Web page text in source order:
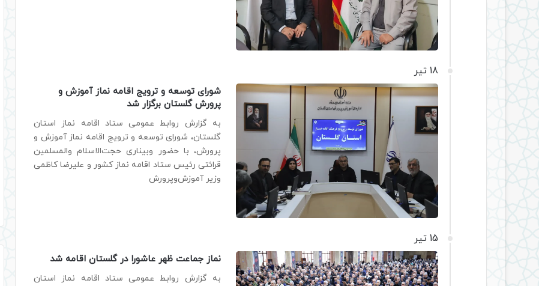
18 تیر
شورای توسعه و ترویج اقامه نماز آموزش و
پرورش گلستان برگزار شد
به گزارش روابط عمومی ستاد اقامه نماز استان
گلستان، شورای توسعه و ترویج اقامه نماز آموزش و
پرورش، با حضور وبیناری حجت‌الاسلام والمسلمین
قرائتی رئیس ستاد اقامه نماز کشور و علیرضا کاظمی
وزیر آموزش‌وپرورش
15 تیر
نماز جماعت ظهر عاشورا در گلستان اقامه شد
به گزارش روابط عمومی ستاد اقامه نماز استان